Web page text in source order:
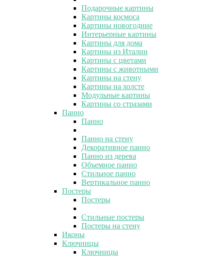
Подарочные картины
Картины космоса
Картины новогодние
Интерьерные картины
Картины для дома
Картины из Италии
Картины с цветами
Картины с животными
Картины на стену
Картины на холсте
Модульные картины
Картины со стразами
Панно
Панно
Панно на стену
Декоративное панно
Панно из дерева
Объемное панно
Стильное панно
Вертикальное панно
Постеры
Постеры
Стильные постеры
Постеры на стену
Иконы
Ключницы
Ключницы